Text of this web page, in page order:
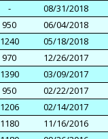
-
08/31/2018
950
06/04/2018
1240
05/18/2018
970
12/26/2017
1390
03/09/2017
950
02/22/2017
1206
02/14/2017
1180
11/16/2016